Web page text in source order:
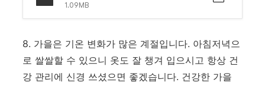
1.09MB
8. 가을은 기온 변화가 많은 계절입니다. 아침저녁으
로 쌀쌀할 수 있으니 옷도 잘 챙겨 입으시고 항상 건
강 관리에 신경 쓰셨으면 좋겠습니다. 건강한 가을